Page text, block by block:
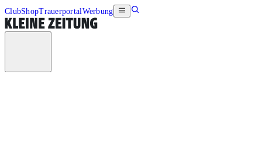
ClubShopTrauerportalWerbung